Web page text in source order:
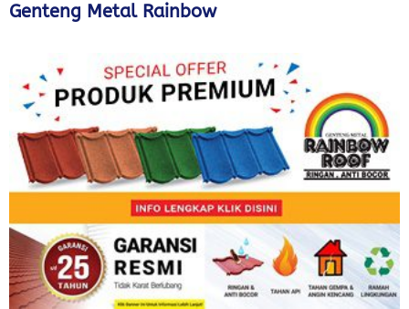
Genteng Metal Rainbow